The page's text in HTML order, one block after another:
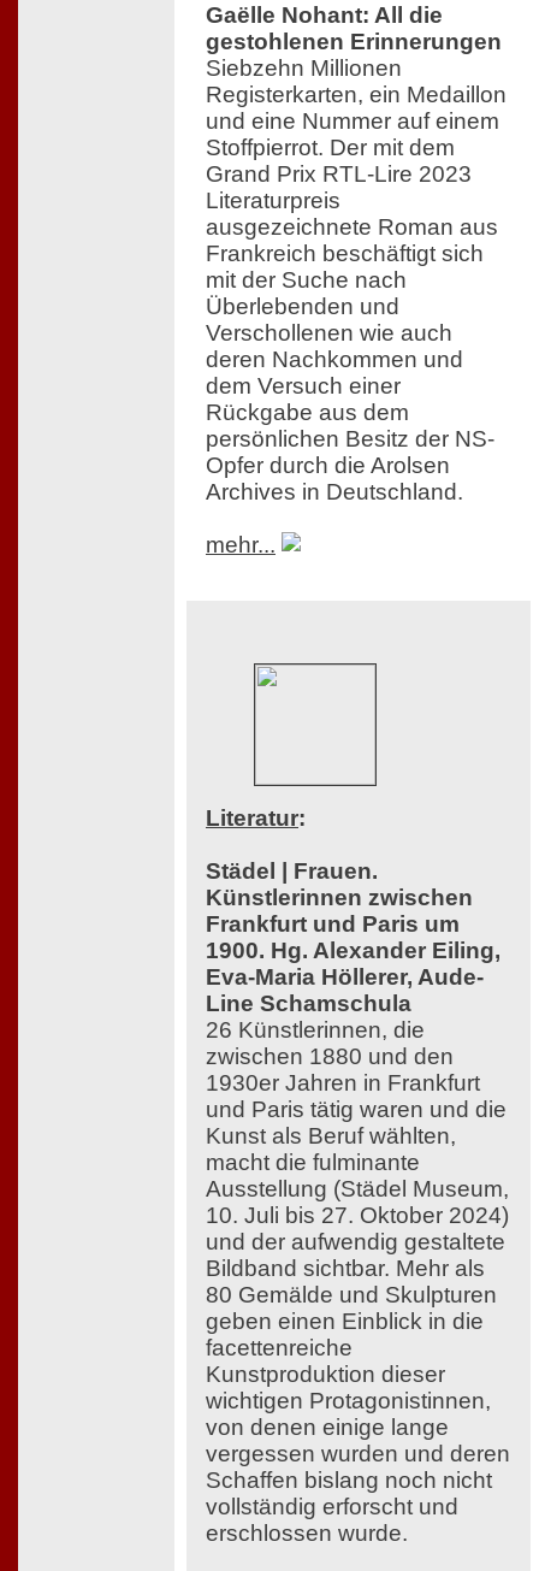
Gaëlle Nohant: All die
gestohlenen Erinnerungen
Siebzehn Millionen
Registerkarten, ein Medaillon
und eine Nummer auf einem
Stoffpierrot. Der mit dem
Grand Prix RTL-Lire 2023
Literaturpreis
ausgezeichnete Roman aus
Frankreich beschäftigt sich
mit der Suche nach
Überlebenden und
Verschollenen wie auch
deren Nachkommen und
dem Versuch einer
Rückgabe aus dem
persönlichen Besitz der NS-
Opfer durch die Arolsen
Archives in Deutschland.
mehr...
Literatur:
Städel | Frauen.
Künstlerinnen zwischen
Frankfurt und Paris um
1900. Hg. Alexander Eiling,
Eva-Maria Höllerer, Aude-
Line Schamschula
26 Künstlerinnen, die
zwischen 1880 und den
1930er Jahren in Frankfurt
und Paris tätig waren und die
Kunst als Beruf wählten,
macht die fulminante
Ausstellung (Städel Museum,
10. Juli bis 27. Oktober 2024)
und der aufwendig gestaltete
Bildband sichtbar. Mehr als
80 Gemälde und Skulpturen
geben einen Einblick in die
facettenreiche
Kunstproduktion dieser
wichtigen Protagonistinnen,
von denen einige lange
vergessen wurden und deren
Schaffen bislang noch nicht
vollständig erforscht und
erschlossen wurde.